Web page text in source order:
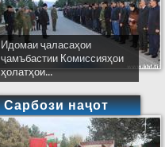
Идомаи ҷаласаҳои
ҷамъбастии Комиссияҳои
ҳолатҳои...
Сарбози наҷот